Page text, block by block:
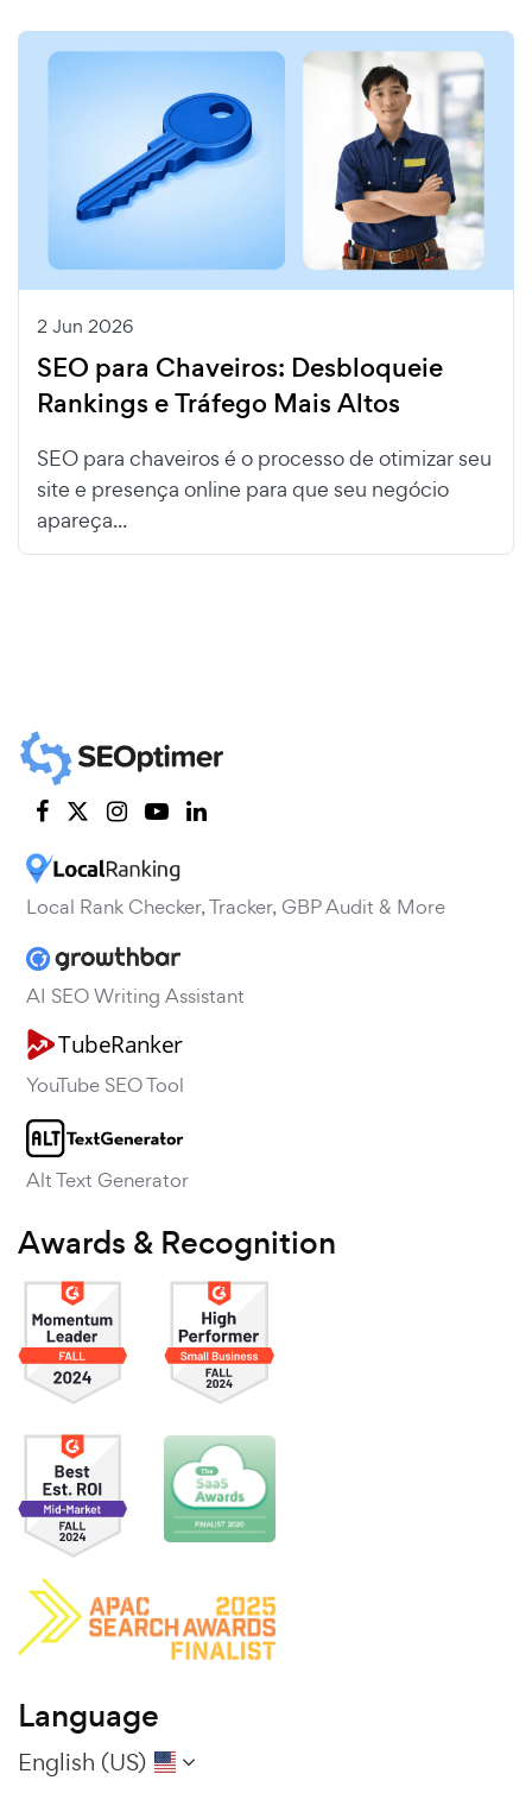
2 Jun 2026
SEO para Chaveiros: Desbloqueie
Rankings e Tráfego Mais Altos
SEO para chaveiros é o processo de otimizar seu
site e presença online para que seu negócio
apareça...
Local Rank Checker, Tracker, GBP Audit & More
AI SEO Writing Assistant
YouTube SEO Tool
Alt Text Generator
Awards & Recognition
Language
English (US)